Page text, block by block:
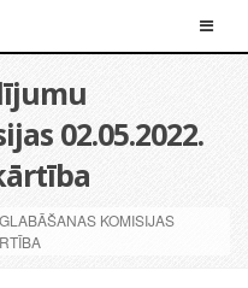
02.05.2022.
KOMISIJAS